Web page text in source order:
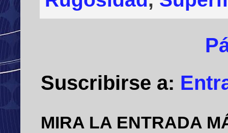
Suscribirse a:
MIRA LA ENTRADA